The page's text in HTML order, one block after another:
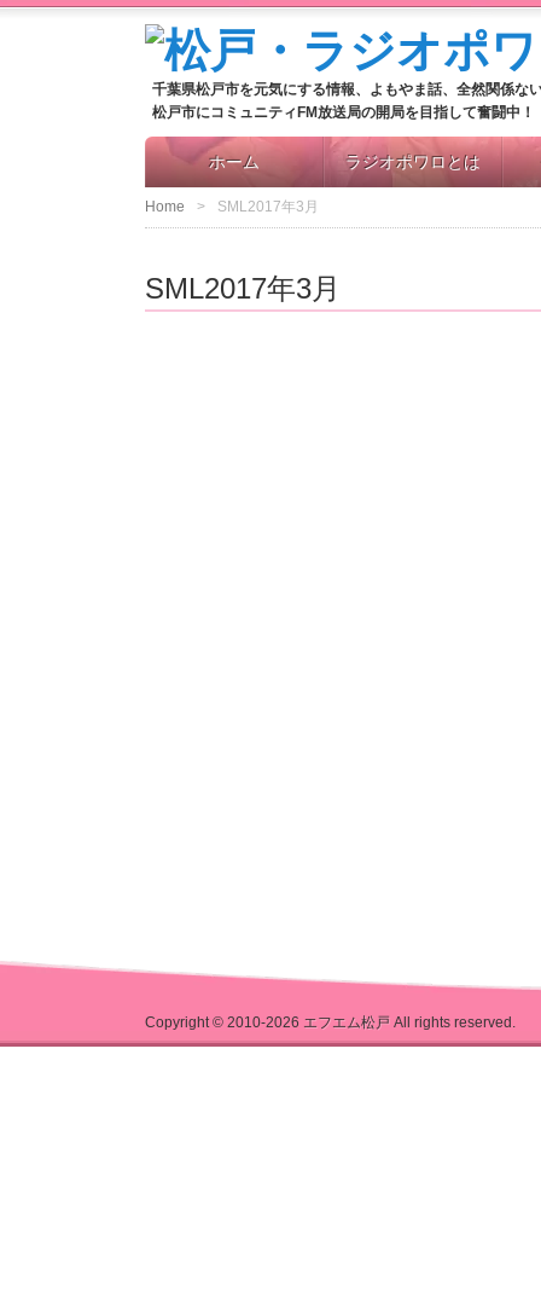
千葉県松戸市を元気にする情報、よもやま話、全然関係な
松戸市にコミュニティFM放送局の開局を目指して奮闘中！
ホーム ラジオポワロとは
Home SML2017年3月
SML2017年3月
Copyright © 2010-2026 エフエム松戸 All rights reserved.